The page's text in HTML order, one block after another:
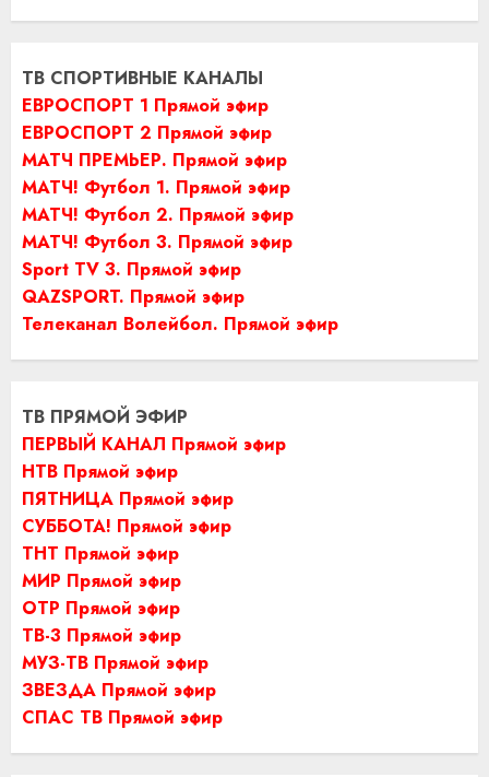
ТВ СПОРТИВНЫЕ КАНАЛЫ
ЕВРОСПОРТ 1 Прямой эфир
ЕВРОСПОРТ 2 Прямой эфир
МАТЧ ПРЕМЬЕР. Прямой эфир
МАТЧ! Футбол 1. Прямой эфир
МАТЧ! Футбол 2. Прямой эфир
МАТЧ! Футбол 3. Прямой эфир
Sport TV 3. Прямой эфир
QAZSPORT. Прямой эфир
Телеканал Волейбол. Прямой эфир
ТВ ПРЯМОЙ ЭФИР
ПЕРВЫЙ КАНАЛ Прямой эфир
НТВ Прямой эфир
ПЯТНИЦА Прямой эфир
СУББОТА! Прямой эфир
ТНТ Прямой эфир
МИР Прямой эфир
ОТР Прямой эфир
ТВ-3 Прямой эфир
МУЗ-ТВ Прямой эфир
ЗВЕЗДА Прямой эфир
СПАС ТВ Прямой эфир